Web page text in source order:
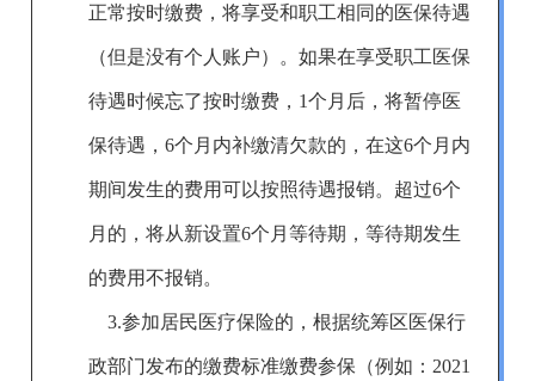
正常按时缴费，将享受和职工相同的医保待遇
（但是没有个人账户）。如果在享受职工医保
待遇时候忘了按时缴费，1个月后，将暂停医
保待遇，6个月内补缴清欠款的，在这6个月内
期间发生的费用可以按照待遇报销。超过6个
月的，将从新设置6个月等待期，等待期发生
的费用不报销。
3.参加居民医疗保险的，根据统筹区医保行
政部门发布的缴费标准缴费参保（例如： 2021